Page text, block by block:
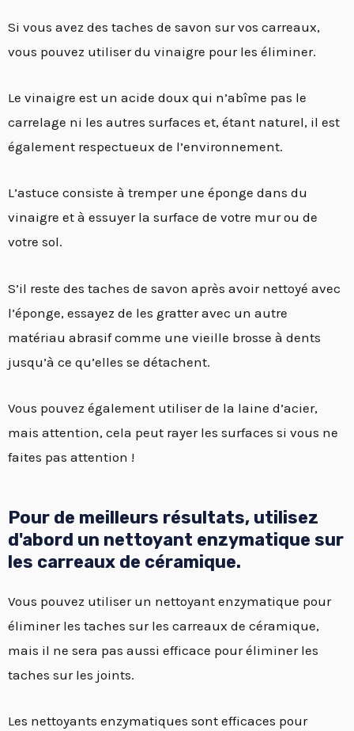
Si vous avez des taches de savon sur vos carreaux,
vous pouvez utiliser du vinaigre pour les éliminer.
Le vinaigre est un acide doux qui n’abîme pas le
carrelage ni les autres surfaces et, étant naturel, il est
également respectueux de l’environnement.
L’astuce consiste à tremper une éponge dans du
vinaigre et à essuyer la surface de votre mur ou de
votre sol.
S’il reste des taches de savon après avoir nettoyé avec
l’éponge, essayez de les gratter avec un autre
matériau abrasif comme une vieille brosse à dents
jusqu’à ce qu’elles se détachent.
Vous pouvez également utiliser de la laine d’acier,
mais attention, cela peut rayer les surfaces si vous ne
faites pas attention !
Pour de meilleurs résultats, utilisez
d'abord un nettoyant enzymatique sur
les carreaux de céramique.
Vous pouvez utiliser un nettoyant enzymatique pour
éliminer les taches sur les carreaux de céramique,
mais il ne sera pas aussi efficace pour éliminer les
taches sur les joints.
Les nettoyants enzymatiques sont efficaces pour